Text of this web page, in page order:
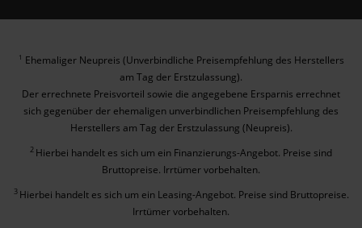
1 Ehemaliger Neupreis (Unverbindliche Preisempfehlung des Herstellers
am Tag der Erstzulassung).
Der errechnete Preisvorteil sowie die angegebene Ersparnis errechnet
sich gegenüber der ehemaligen unverbindlichen Preisempfehlung des
Herstellers am Tag der Erstzulassung (Neupreis).
2 Hierbei handelt es sich um ein Finanzierungs-Angebot. Preise sind
Bruttopreise. Irrtümer vorbehalten.
3 Hierbei handelt es sich um ein Leasing-Angebot. Preise sind Bruttopreise.
Irrtümer vorbehalten.